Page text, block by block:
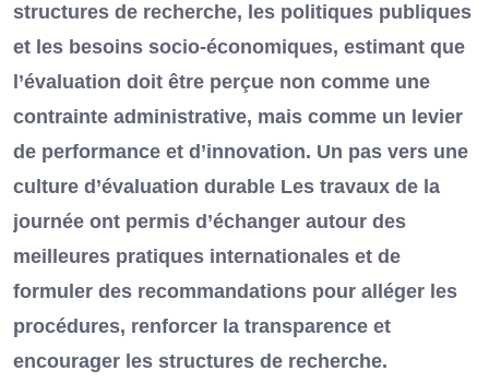
structures de recherche, les politiques publiques
et les besoins socio-économiques, estimant que
l’évaluation doit être perçue non comme une
contrainte administrative, mais comme un levier
de performance et d’innovation. Un pas vers une
culture d’évaluation durable Les travaux de la
journée ont permis d’échanger autour des
meilleures pratiques internationales et de
formuler des recommandations pour alléger les
procédures, renforcer la transparence et
encourager les structures de recherche.